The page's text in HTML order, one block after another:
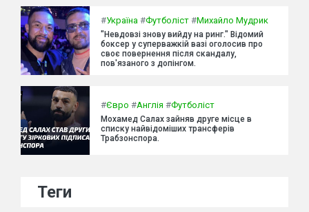
#Україна #Футболіст #Михайло Мудрик
"Невдовзі знову вийду на ринг." Відомий
боксер у суперважкій вазі оголосив про
своє повернення після скандалу,
пов'язаного з допінгом.
#Євро #Англія #Футболіст
Мохамед Салах зайняв друге місце в
списку найвідоміших трансферів
Трабзонспора.
Теги